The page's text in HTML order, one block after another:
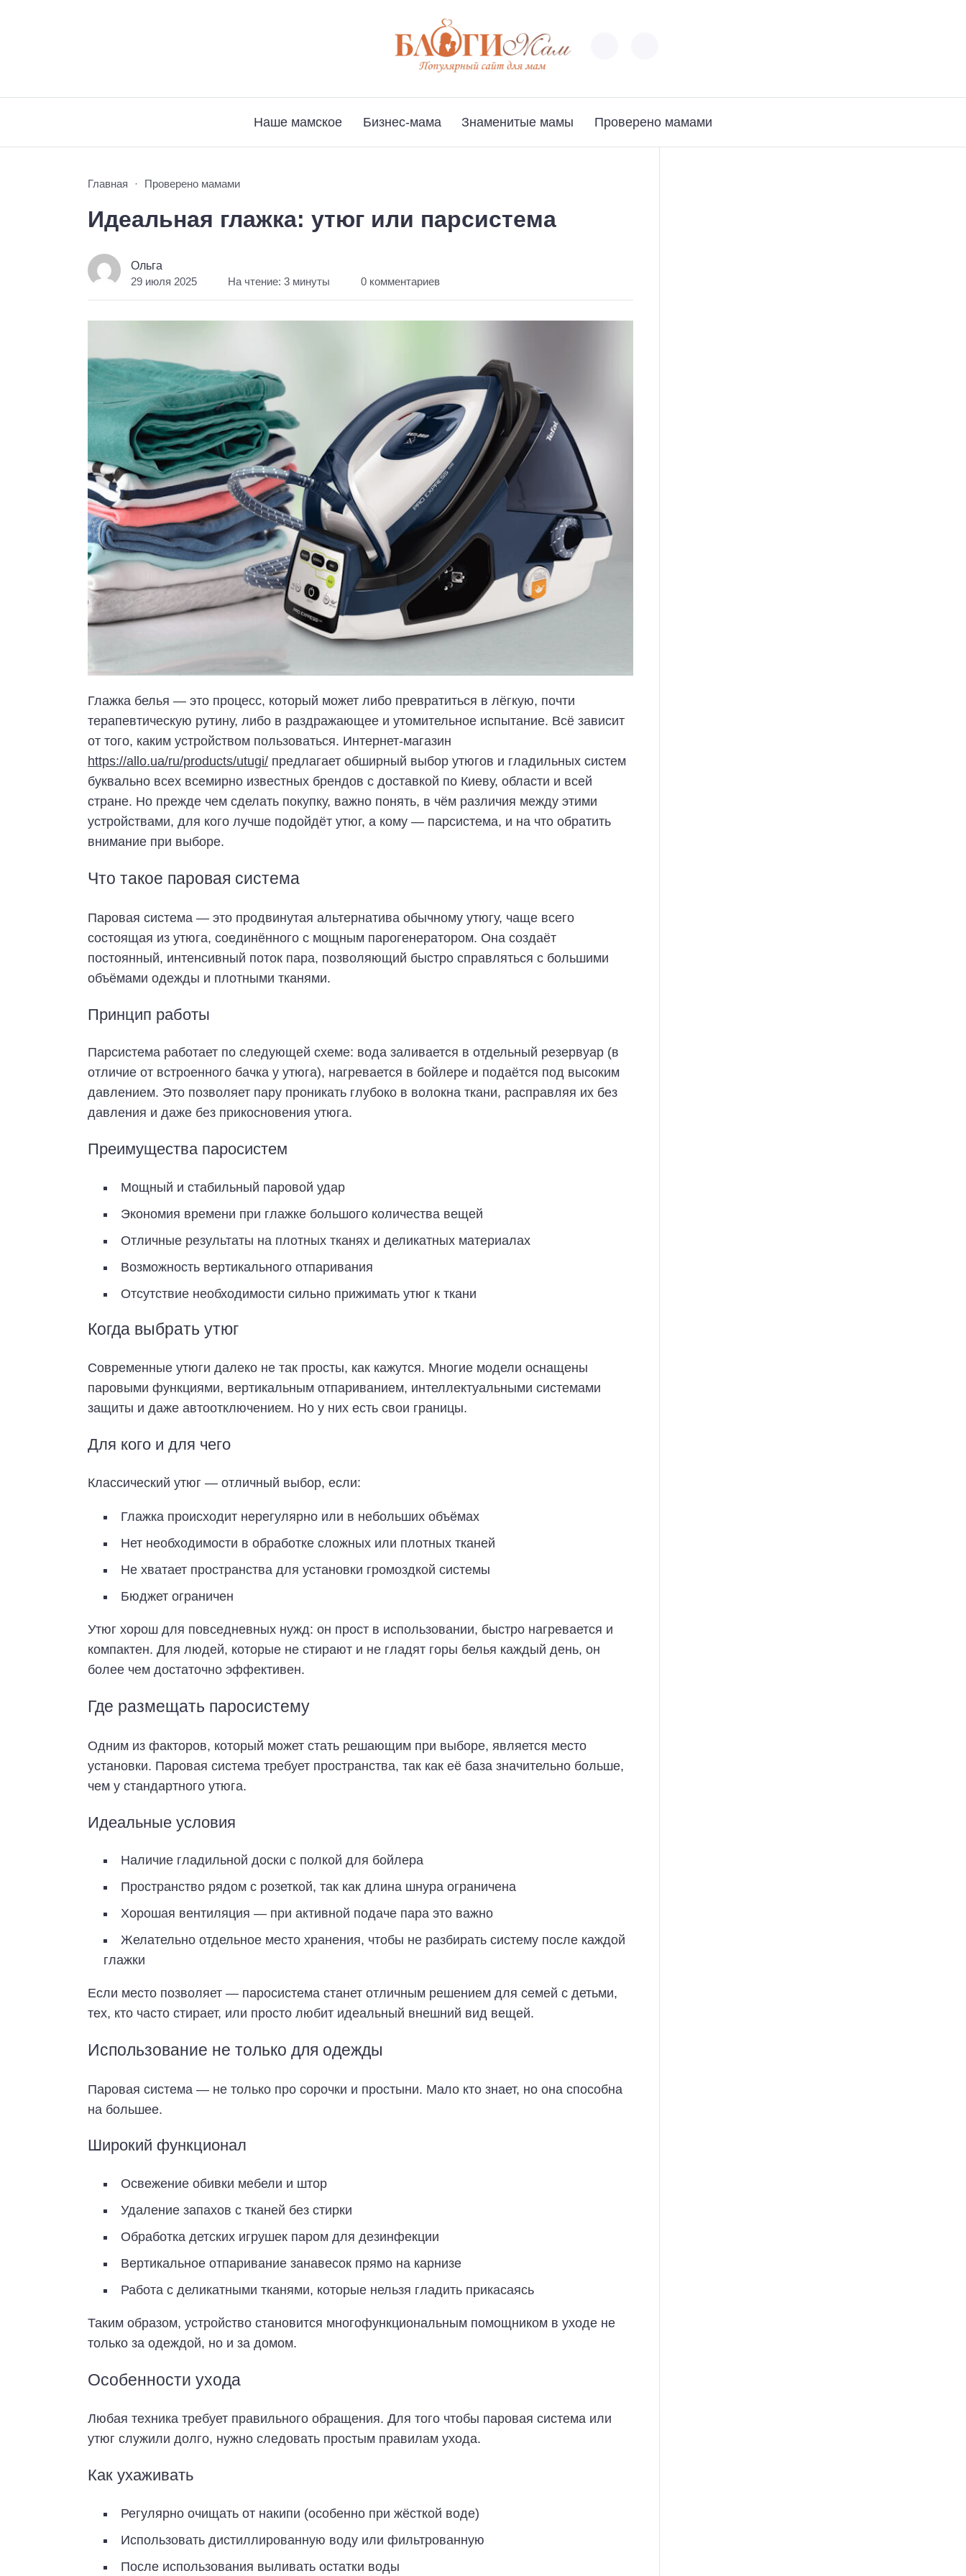
Наше мамское Бизнес-мама Знаменитые мамы Проверено мамами
Главная Проверено мамами
Идеальная глажка: утюг или парсистема
Ольга
29 июля 2025 На чтение: 3 минуты 0 комментариев
Глажка белья — это процесс, который может либо превратиться в лёгкую, почти
терапевтическую рутину, либо в раздражающее и утомительное испытание. Всё зависит
от того, каким устройством пользоваться. Интернет-магазин
https://allo.ua/ru/products/utugi/ предлагает обширный выбор утюгов и гладильных систем
буквально всех всемирно известных брендов с доставкой по Киеву, области и всей
стране. Но прежде чем сделать покупку, важно понять, в чём различия между этими
устройствами, для кого лучше подойдёт утюг, а кому — парсистема, и на что обратить
внимание при выборе.
Что такое паровая система
Паровая система — это продвинутая альтернатива обычному утюгу, чаще всего
состоящая из утюга, соединённого с мощным парогенератором. Она создаёт
постоянный, интенсивный поток пара, позволяющий быстро справляться с большими
объёмами одежды и плотными тканями.
Принцип работы
Парсистема работает по следующей схеме: вода заливается в отдельный резервуар (в
отличие от встроенного бачка у утюга), нагревается в бойлере и подаётся под высоким
давлением. Это позволяет пару проникать глубоко в волокна ткани, расправляя их без
давления и даже без прикосновения утюга.
Преимущества паросистем
Мощный и стабильный паровой удар
Экономия времени при глажке большого количества вещей
Отличные результаты на плотных тканях и деликатных материалах
Возможность вертикального отпаривания
Отсутствие необходимости сильно прижимать утюг к ткани
Когда выбрать утюг
Современные утюги далеко не так просты, как кажутся. Многие модели оснащены
паровыми функциями, вертикальным отпариванием, интеллектуальными системами
защиты и даже автоотключением. Но у них есть свои границы.
Для кого и для чего
Классический утюг — отличный выбор, если:
Глажка происходит нерегулярно или в небольших объёмах
Нет необходимости в обработке сложных или плотных тканей
Не хватает пространства для установки громоздкой системы
Бюджет ограничен
Утюг хорош для повседневных нужд: он прост в использовании, быстро нагревается и
компактен. Для людей, которые не стирают и не гладят горы белья каждый день, он
более чем достаточно эффективен.
Где размещать паросистему
Одним из факторов, который может стать решающим при выборе, является место
установки. Паровая система требует пространства, так как её база значительно больше,
чем у стандартного утюга.
Идеальные условия
Наличие гладильной доски с полкой для бойлера
Пространство рядом с розеткой, так как длина шнура ограничена
Хорошая вентиляция — при активной подаче пара это важно
Желательно отдельное место хранения, чтобы не разбирать систему после каждой
глажки
Если место позволяет — паросистема станет отличным решением для семей с детьми,
тех, кто часто стирает, или просто любит идеальный внешний вид вещей.
Использование не только для одежды
Паровая система — не только про сорочки и простыни. Мало кто знает, но она способна
на большее.
Широкий функционал
Освежение обивки мебели и штор
Удаление запахов с тканей без стирки
Обработка детских игрушек паром для дезинфекции
Вертикальное отпаривание занавесок прямо на карнизе
Работа с деликатными тканями, которые нельзя гладить прикасаясь
Таким образом, устройство становится многофункциональным помощником в уходе не
только за одеждой, но и за домом.
Особенности ухода
Любая техника требует правильного обращения. Для того чтобы паровая система или
утюг служили долго, нужно следовать простым правилам ухода.
Как ухаживать
Регулярно очищать от накипи (особенно при жёсткой воде)
Использовать дистиллированную воду или фильтрованную
После использования выливать остатки воды